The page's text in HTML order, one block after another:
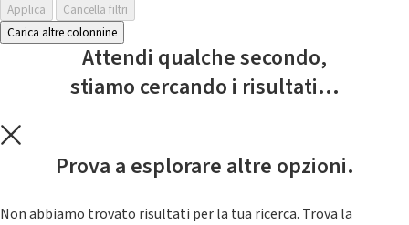
Applica
Cancella filtri
Carica altre colonnine
Attendi qualche secondo,
stiamo cercando i risultati...
Prova a esplorare altre opzioni.
Non abbiamo trovato risultati per la tua ricerca. Trova la